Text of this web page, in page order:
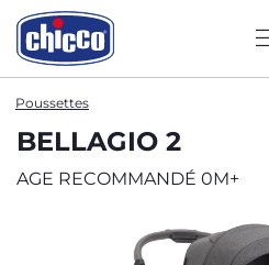
Poussettes
BELLAGIO 2
AGE RECOMMANDÉ 0M+